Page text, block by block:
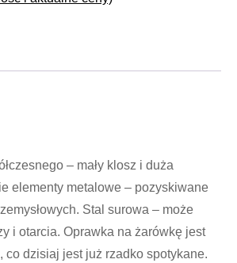
– mały klosz i duża
elementy metalowe – pozyskiwane
Stal surowa – może
i otarcia. Oprawka na żarówkę jest
co dzisiaj jest już rzadko spotykane.